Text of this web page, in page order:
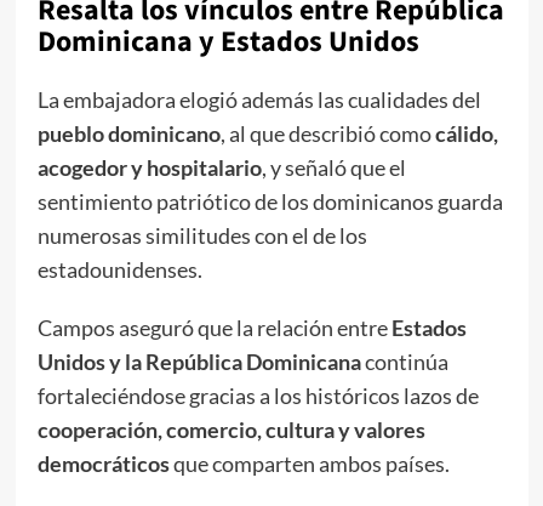
Resalta los vínculos entre República
Dominicana y Estados Unidos
La embajadora elogió además las cualidades del
pueblo dominicano, al que describió comocálido,
acogedor y hospitalario, y señaló que el
sentimiento patriótico de los dominicanos guarda
numerosas similitudes con el de los
estadounidenses.
Campos aseguró que la relación entreEstados
Unidos y la República Dominicanacontinúa
fortaleciéndose gracias a los históricos lazos de
cooperación, comercio, cultura y valores
democráticosque comparten ambos países.